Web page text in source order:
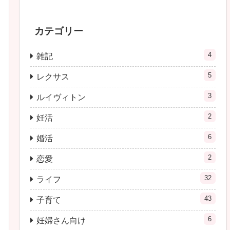
カテゴリー
雑記 4
レクサス 5
ルイヴィトン 3
妊活 2
婚活 6
恋愛 2
ライフ 32
子育て 43
妊婦さん向け 6